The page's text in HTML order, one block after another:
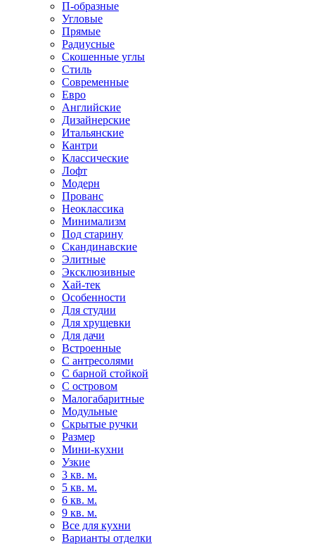
П-образные
Угловые
Прямые
Радиусные
Скошенные углы
Стиль
Современные
Евро
Английские
Дизайнерские
Итальянские
Кантри
Классические
Лофт
Модерн
Прованс
Неоклассика
Минимализм
Под старину
Скандинавские
Элитные
Эксклюзивные
Хай-тек
Особенности
Для студии
Для хрущевки
Для дачи
Встроенные
С антресолями
С барной стойкой
С островом
Малогабаритные
Модульные
Скрытые ручки
Размер
Мини-кухни
Узкие
3 кв. м.
5 кв. м.
6 кв. м.
9 кв. м.
Все для кухни
Варианты отделки